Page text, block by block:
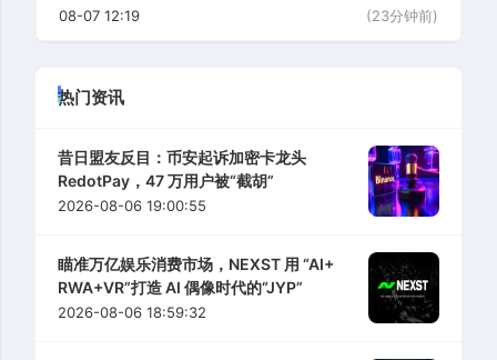
08-07 12:19
(23分钟前)
热门资讯
昔日盟友反目：币安起诉加密卡龙头
RedotPay，47 万用户被“截胡”
2026-08-06 19:00:55
瞄准万亿娱乐消费市场，NEXST 用 “AI+
RWA+VR”打造 AI 偶像时代的“JYP”
2026-08-06 18:59:32